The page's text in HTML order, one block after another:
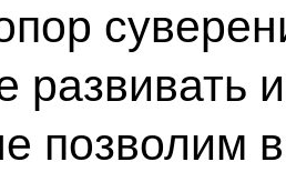
развивать
позволим